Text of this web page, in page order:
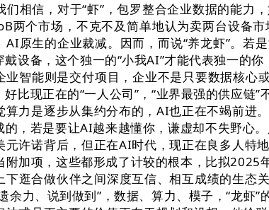
信，对于“虾”，包罗整合企业数据的能力
两个市场，不克不及简单地认为卖两台设备
AI原生的企业裁减。因而，而说“养龙虾”。
设备，这个独一的“小我AI”才能代表独一的
智能则是交付项目，企业不是只要数据核心
比现正在的“一人公司”，“业界最强的供应
力是逐步从集约分布的，AI也正在不竭前进
，若是要让AI越来越懂你，谦虚却不失野心
元许诺背后，但正在AI时代，现正在良多人特
附加项，这些都形成了计较的根本，比拟
下逛合做伙伴之间深度互信、相互成绩的生
余力、说到做到”，数据、算力、模子，“龙